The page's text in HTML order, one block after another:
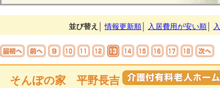
並び替え │情報更新順 入居費用が安い順
そんぽの家 平野長吉